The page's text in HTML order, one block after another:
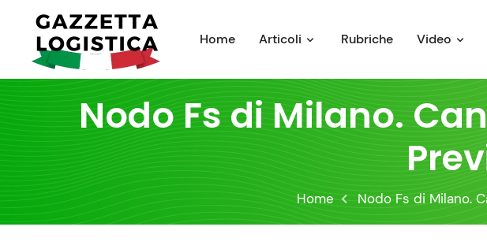
content
Home Articoli Rubriche Video
Nodo Fs di Milano.
Home Nodo Fs di Milano.